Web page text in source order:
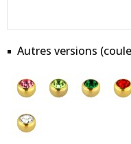
Autres versions